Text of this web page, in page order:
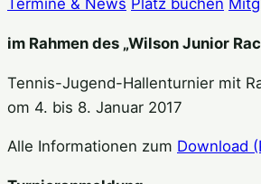
Termine & News Platz buchen
im Rahmen des „Wilson Junior
Tennis-Jugend-Hallenturnier mit
om 4. bis 8. Januar 2017
Alle Informationen zum Download